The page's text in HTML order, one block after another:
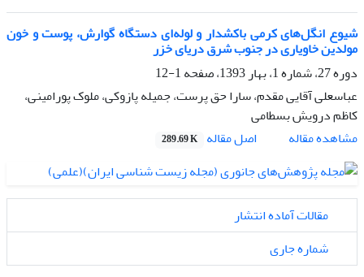
شیوع انگل‌های کرمی باکشدار و لوله‌ای دستگاه گوارش، پوست و خون
مولدین خاویاری در جنوب شرق دریای خزر
دوره 27، شماره 1، بهار 1393، صفحه
1-12
عباسعلی آقایی مقدم، سارا حق پرست، جمیله پازوکی، ملوک پورامینی،
کاظم درویش بسطامی
مشاهده مقاله
اصل مقاله 289.69 K
مقالات آماده انتشار
شماره جاری